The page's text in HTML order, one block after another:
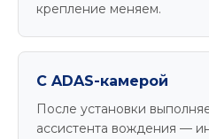
крепление меняем.
С ADAS-камерой
После установки
ассистента вождения —